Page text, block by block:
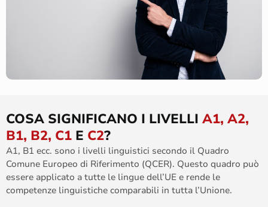
COSA SIGNIFICANO I LIVELLI A1, A2,
B1, B2, C1 E C2?
A1, B1 ecc. sono i livelli linguistici secondo il Quadro
Comune Europeo di Riferimento (QCER). Questo quadro può
essere applicato a tutte le lingue dell’UE e rende le
competenze linguistiche comparabili in tutta l’Unione.